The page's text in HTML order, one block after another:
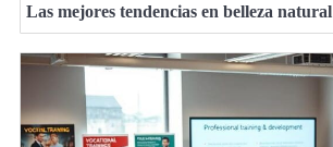
Las mejores tendencias en belleza natural